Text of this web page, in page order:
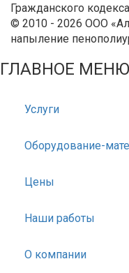
Гражданского
© 2010 - 2026 ООО
напыление
ГЛАВНОЕ МЕНЮ
Услуги
Оборудование-
Цены
Наши работы
О компании